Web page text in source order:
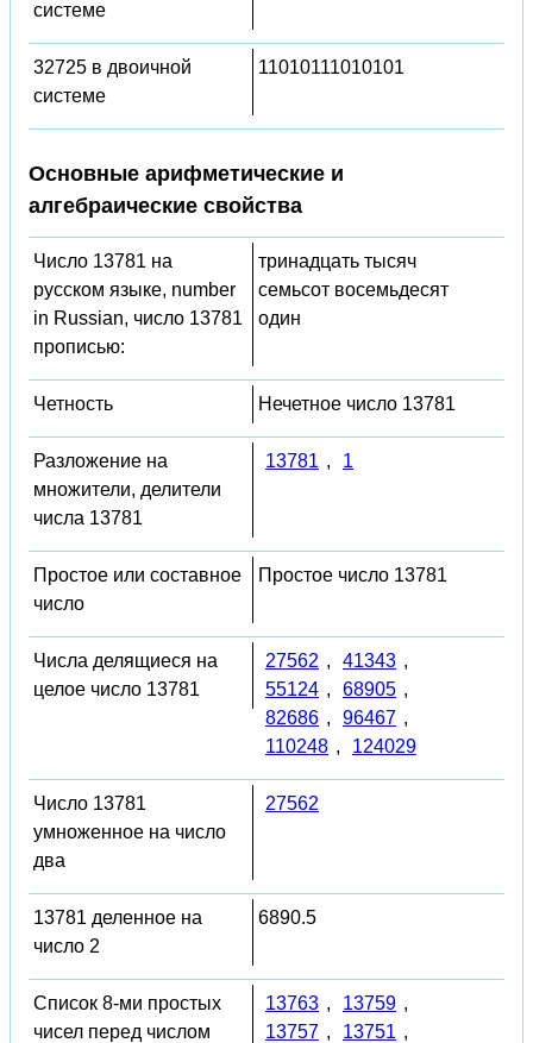
системе
32725 в двоичной
системе
11010111010101
Основные арифметические и
алгебраические свойства
Число 13781 на
русском языке, number
in Russian, число 13781
прописью:
тринадцать тысяч
семьсот восемьдесят
один
Четность Нечетное число 13781
Разложение на
множители, делители
числа 13781
13781 , 1
Простое или составное
число
Простое число 13781
Числа делящиеся на
целое число 13781
27562 , 41343 ,
55124 , 68905 ,
82686 , 96467 ,
110248 , 124029
Число 13781
умноженное на число
два
27562
13781 деленное на
число 2
6890.5
Список 8-ми простых
чисел перед числом
13763 , 13759 ,
13757 , 13751 ,